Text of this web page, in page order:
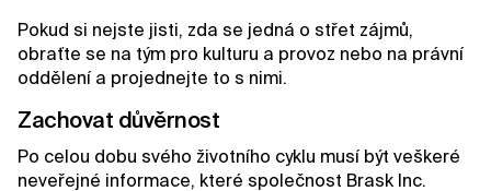
Pokud si nejste jisti, zda se jedná o střet zájmů,
obraťte se na tým pro kulturu a provoz nebo na právní
oddělení a projednejte to s nimi.
Zachovat důvěrnost
Po celou dobu svého životního cyklu musí být veškeré
neveřejné informace, které společnost Brask Inc.